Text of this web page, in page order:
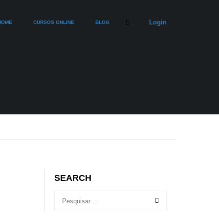
CURSOS ONLINE BLOG Login
SEARCH